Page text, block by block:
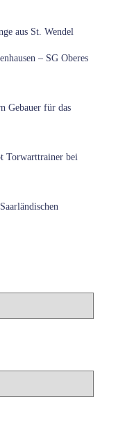
aus St. Wendel
– SG Oberes
Gebauer für das
Torwarttrainer bei